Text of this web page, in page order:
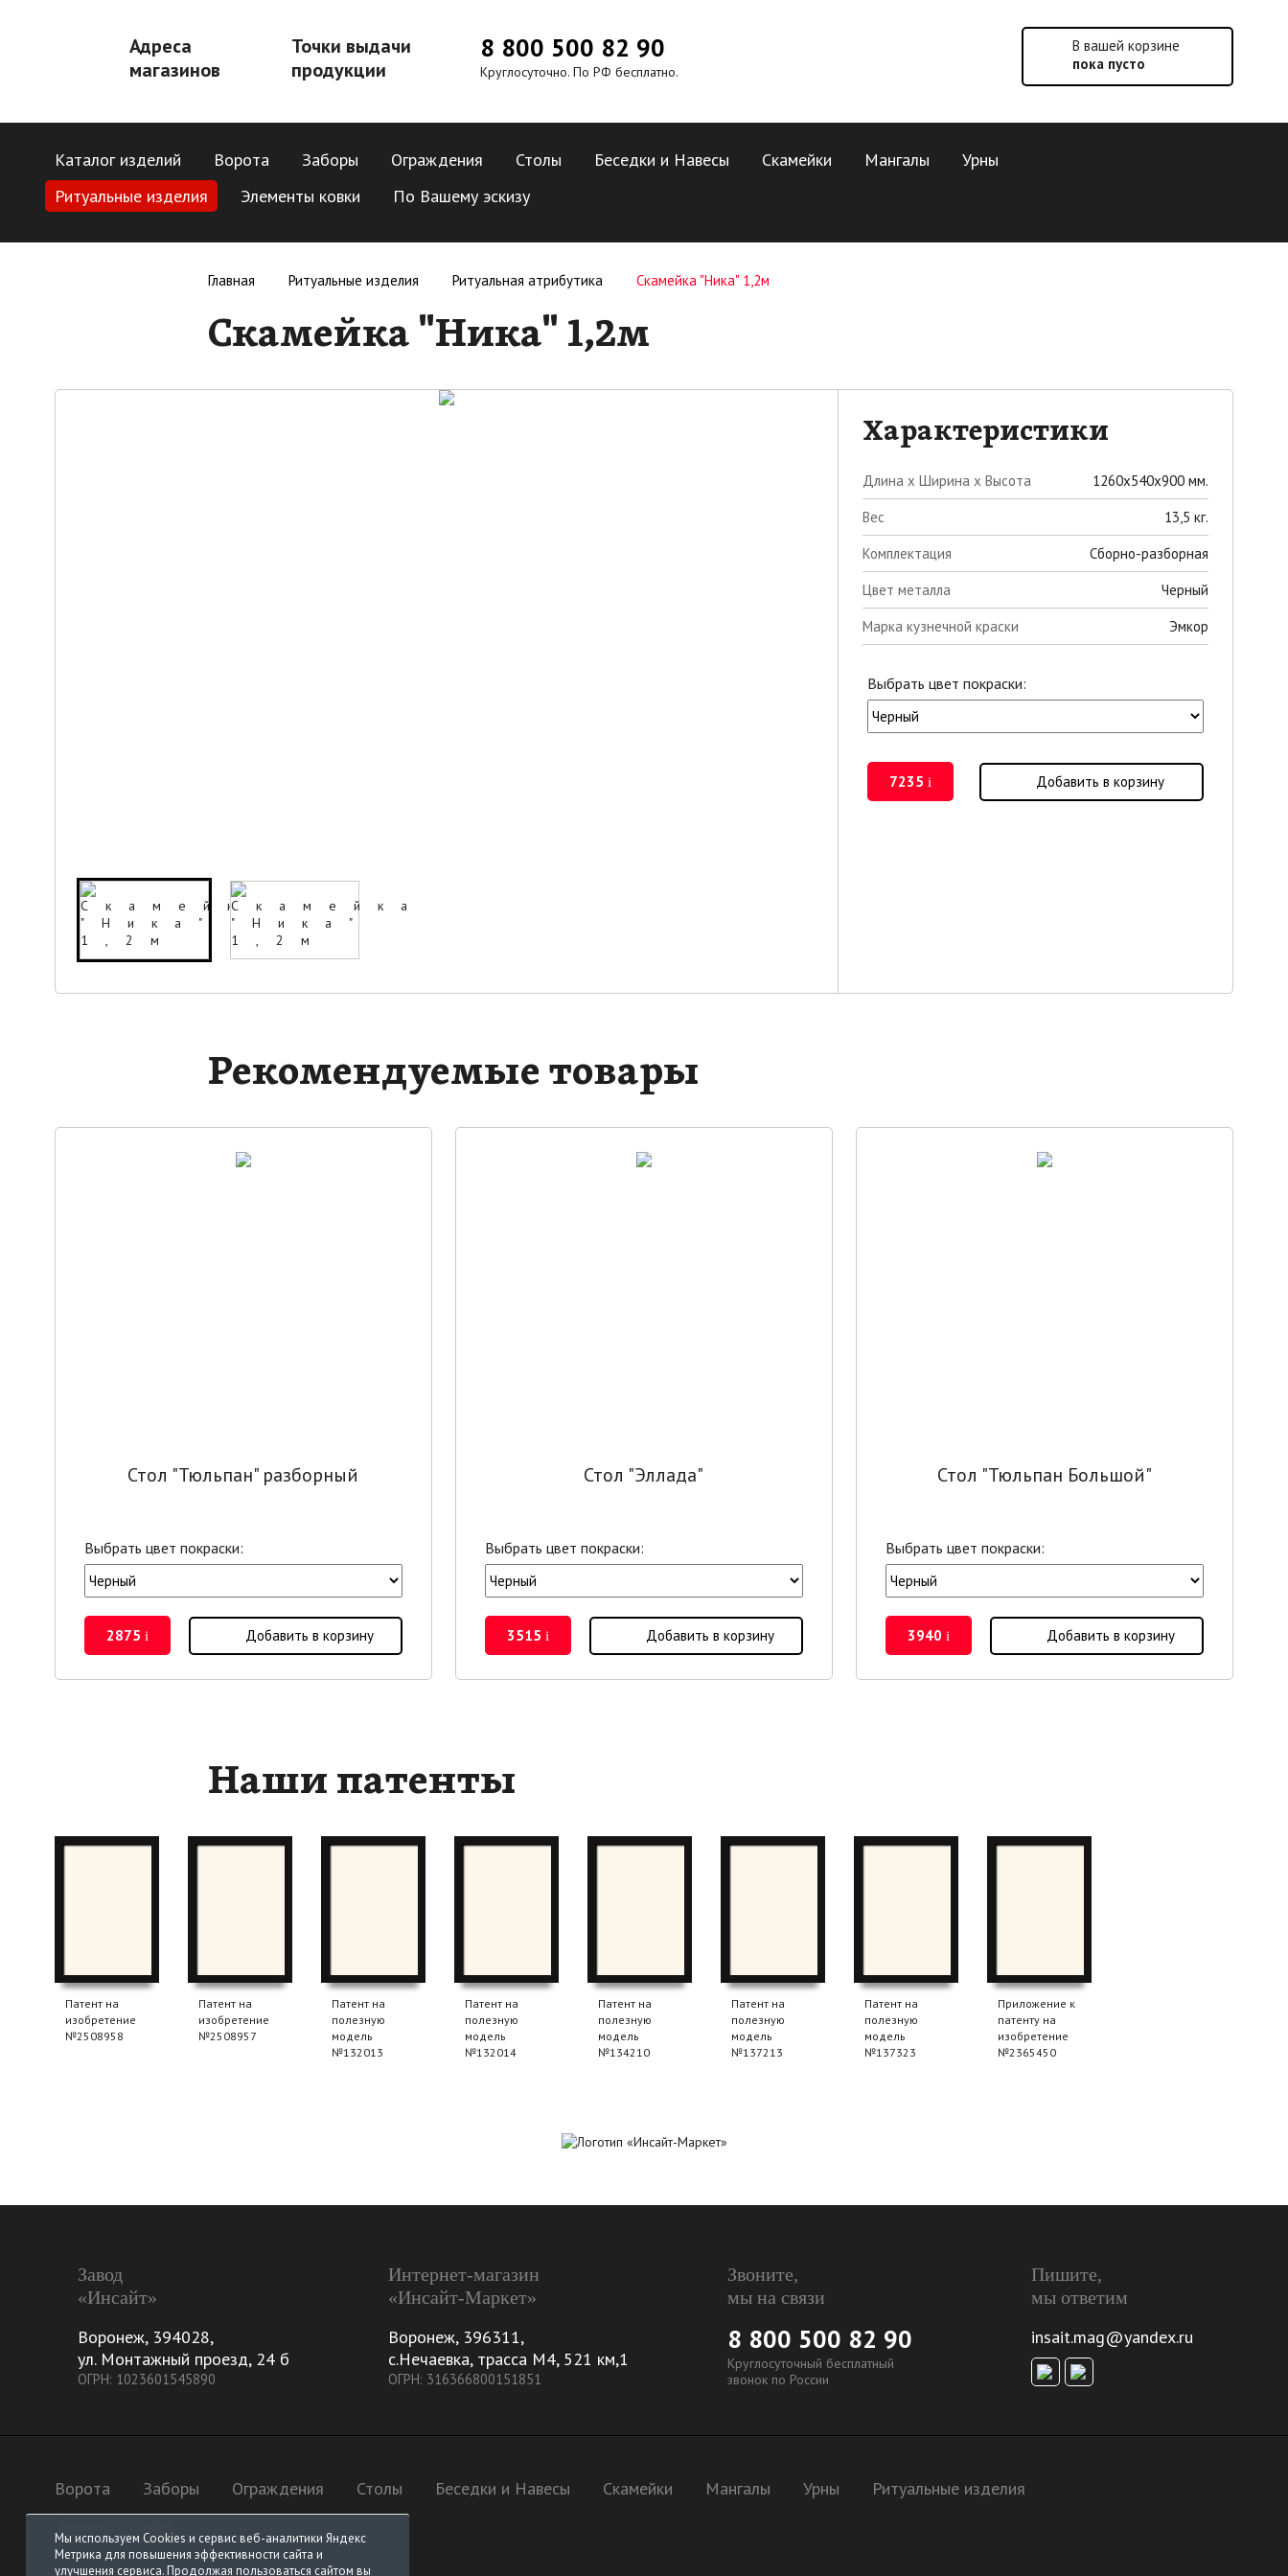
В вашей корзине
пока пусто
Адреса
магазинов
Точки выдачи
продукции
8 800 500 82 90
Круглосуточно. По РФ бесплатно.
Каталог изделий Ворота Заборы Ограждения Столы Беседки и Навесы Скамейки Мангалы
Урны
Ритуальные изделия
Элементы ковки По Вашему эскизу
Главная Ритуальные изделия Ритуальная атрибутика Скамейка "Ника" 1,2м
Скамейка "Ника" 1,2м
Характеристики
Длина х Ширина х Высота
1260x540x900 мм.
Вес
13,5 кг.
Комплектация
Сборно-разборная
Цвет металла
Черный
Марка кузнечной краски
Эмкор
Выбрать цвет покраски:
7235 i Добавить в корзину
Рекомендуемые товары
Стол "Тюльпан" разборный
Выбрать цвет покраски:
2875 i Добавить в корзину
Стол "Эллада"
Выбрать цвет покраски:
3515 i Добавить в корзину
Стол "Тюльпан Большой"
Выбрать цвет покраски:
3940 i Добавить в корзину
Наши патенты
Патент на
изобретение
№2508958
Патент на
изобретение
№2508957
Патент на
полезную
модель
№132013
Патент на
полезную
модель
№132014
Патент на
полезную
модель
№134210
Патент на
полезную
модель
№137213
Патент на
полезную
модель
№137323
Приложение к
патенту на
изобретение
№2365450
Завод
«Инсайт»
Воронеж, 394028,
ул. Монтажный проезд, 24 б
ОГРН: 1023601545890
Интернет-магазин
«Инсайт-Маркет»
Воронеж, 396311,
с.Нечаевка, трасса М4, 521 км,1
ОГРН: 316366800151851
Звоните,
мы на связи
8 800 500 82 90
Круглосуточный бесплатный
звонок по России
Пишите,
мы ответим
insait.mag@yandex.ru
Ворота Заборы Ограждения Столы Беседки и Навесы Скамейки Мангалы Урны
Ритуальные изделия
Мы используем Cookies и сервис веб-аналитики Яндекс
Метрика для повышения эффективности сайта и
улучшения сервиса. Продолжая пользоваться сайтом вы